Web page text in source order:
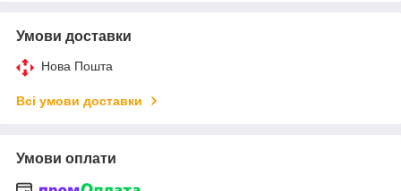
Умови доставки
Нова Пошта
Всі умови доставки
Умови оплати